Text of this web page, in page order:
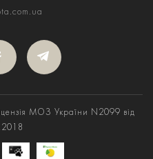
МОЗ України N2099 від